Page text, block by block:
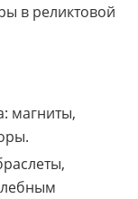
в реликтовой
магниты,